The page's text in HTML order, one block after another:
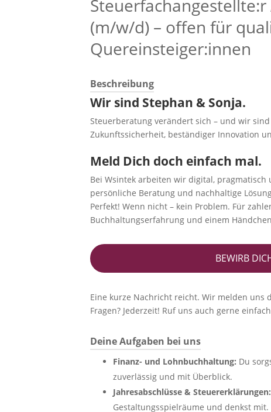
(m/w/d) – offen für
Quereinsteiger:innen
Beschreibung
Wir sind Stephan & Sonja.
Steuerberatung verändert sich – und wir
Zukunftssicherheit, beständiger Innovation
Meld Dich doch einfach mal.
Bei Wsintek arbeiten wir digital,
persönliche Beratung und nachhaltige
Perfekt! Wenn nicht – kein Problem. Für
Buchhaltungserfahrung und einem
BEWIRB
Eine kurze Nachricht reicht. Wir melden uns
Fragen? Jederzeit! Ruf uns auch gerne
Deine Aufgaben bei uns
Finanz- und Lohnbuchhaltung: Du
zuverlässig und mit Überblick.
Jahresabschlüsse & Steuererklärungen:
Gestaltungsspielräume und denkst mit.